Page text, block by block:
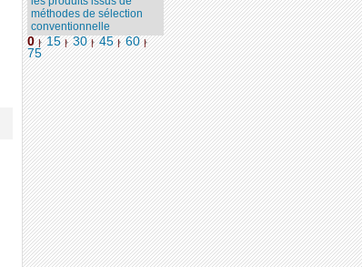
méthodes de sélection
conventionnelle
0 | 15 | 30 | 45 | 60 |
75